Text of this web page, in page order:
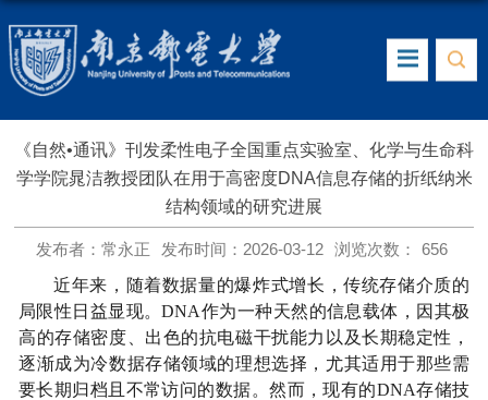
《自然•通讯》刊发柔性电子全国重点实验室、化学与生命科
学学院晁洁教授团队在用于高密度DNA信息存储的折纸纳米
结构领域的研究进展
发布者：常永正 发布时间：2026-03-12 浏览次数：
656
近年来，随着数据量的爆炸式增长，传统存储介质的
局限性日益显现。DNA作为一种天然的信息载体，因其极
高的存储密度、出色的抗电磁干扰能力以及长期稳定性，
逐渐成为冷数据存储领域的理想选择，尤其适用于那些需
要长期归档且不常访问的数据。然而，现有的DNA存储技